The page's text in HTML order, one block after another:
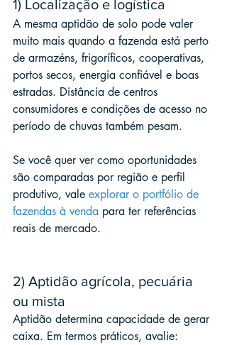
1) Localização e logística
A mesma aptidão de solo pode valer
muito mais quando a fazenda está perto
de armazéns, frigoríficos, cooperativas,
portos secos, energia confiável e boas
estradas. Distância de centros
consumidores e condições de acesso no
período de chuvas também pesam.
Se você quer ver como oportunidades
são comparadas por região e perfil
produtivo, vale explorar o portfólio de
fazendas à venda para ter referências
reais de mercado.
2) Aptidão agrícola, pecuária
ou mista
Aptidão determina capacidade de gerar
caixa. Em termos práticos, avalie: